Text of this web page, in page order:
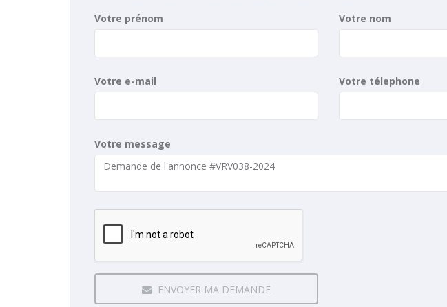
Votre prénom Votre nom
Votre e-mail Votre télephone
Votre message
ENVOYER MA DEMANDE